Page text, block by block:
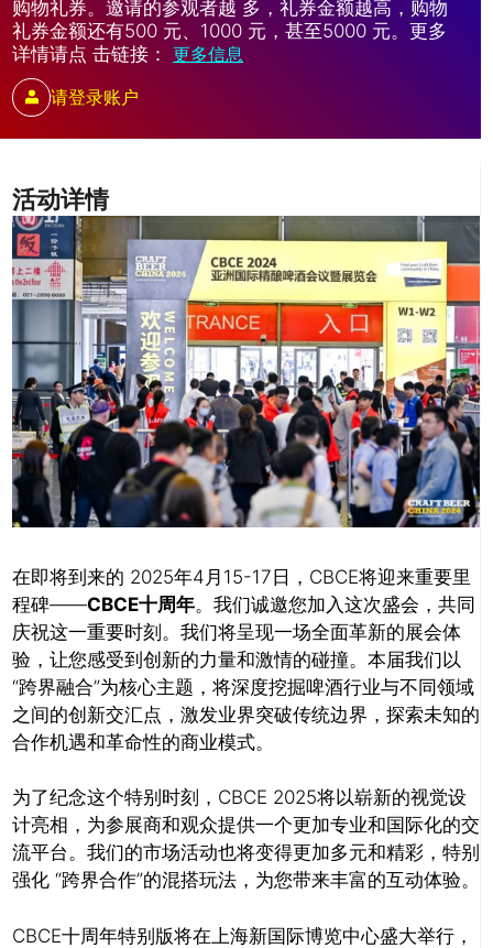
活动详情
在即将到来的 2025年4月15-17日，CBCE将迎来重要里
程碑——CBCE十周年。我们诚邀您加入这次盛会，共同
庆祝这一重要时刻。我们将呈现一场全面革新的展会体
验，让您感受到创新的力量和激情的碰撞。本届我们以
“跨界融合”为核心主题，将深度挖掘啤酒行业与不同领域
之间的创新交汇点，激发业界突破传统边界，探索未知的
合作机遇和革命性的商业模式。
为了纪念这个特别时刻，CBCE 2025将以崭新的视觉设
计亮相，为参展商和观众提供一个更加专业和国际化的交
流平台。我们的市场活动也将变得更加多元和精彩，特别
强化 “跨界合作”的混搭玩法，为您带来丰富的互动体验。
CBCE十周年特别版将在上海新国际博览中心盛大举行，
购物礼券。邀请的参观者越 多，礼券金额越高，购物
礼券金额还有500 元、1000 元，甚至5000 元。更多
详情请点 击链接： 更多信息
请登录账户
推广链接：
关闭